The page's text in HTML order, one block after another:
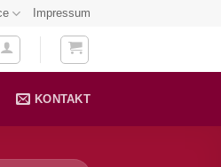
Impressum
KONTAKT